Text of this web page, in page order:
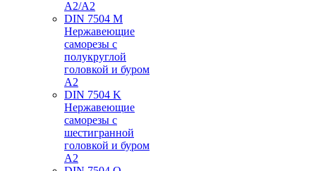
A2/A2
DIN 7504 M
Нержавеющие
саморезы с
полукруглой
головкой и буром
А2
DIN 7504 K
Нержавеющие
саморезы с
шестигранной
головкой и буром
А2